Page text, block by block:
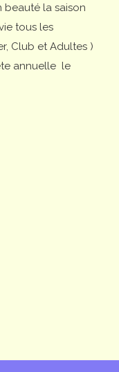
la saison
tous les
Club et Adultes )
annuelle le